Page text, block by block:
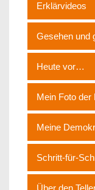
Erklärvideos
Gesehen und
Heute vor…
Mein Foto
Meine
Schritt-für-